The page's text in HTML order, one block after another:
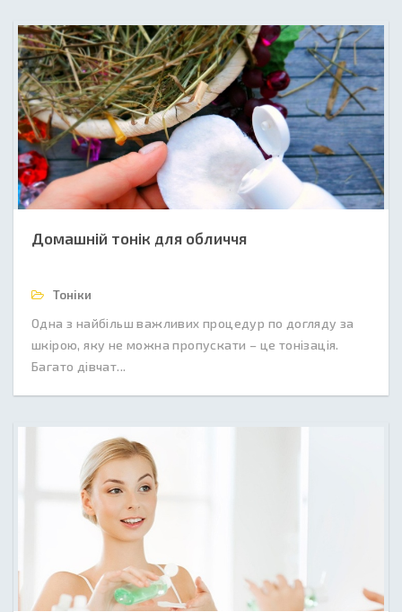
Домашній тонік для обличчя
Тоніки
Одна з найбільш важливих процедур по догляду за
шкірою, яку не можна пропускати – це тонізація.
Багато дівчат...